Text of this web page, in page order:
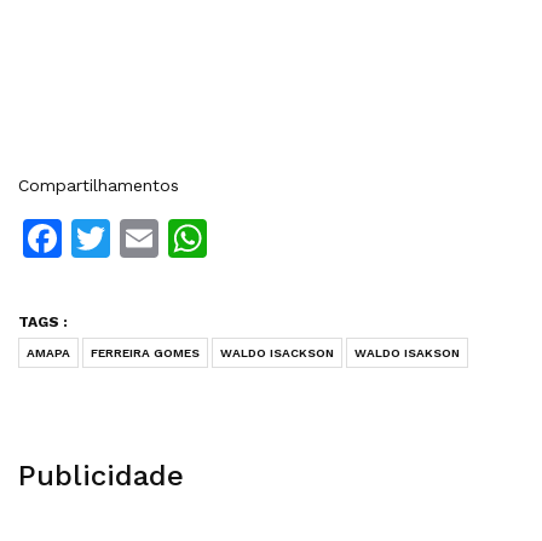
Compartilhamentos
Facebook
Twitter
Email
TAGS :
AMAPA FERREIRA GOMES WALDO ISACKSON WALDO ISAKSON
Publicidade